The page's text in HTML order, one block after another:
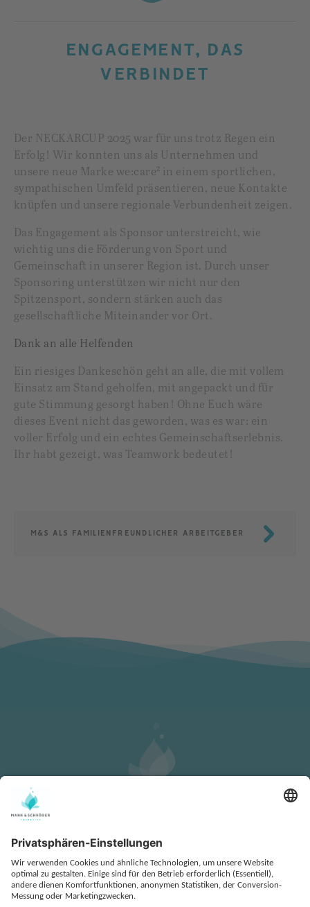
ENGAGEMENT, DAS
VERBINDET
Der NECKARCUP 2025 war für uns trotz Regen ein
Erfolg! Wir konnten uns als Unternehmen und
unsere neue Marke we:care² in einem sportlichen,
sympathischen Umfeld präsentieren, neue Kontakte
knüpfen und unsere regionale Verbundenheit zeigen.
Das Engagement als Sponsor unterstreicht, wie
wichtig uns die Förderung von Sport und
Gemeinschaft in unserer Region ist. Durch unser
Sponsoring unterstützen wir nicht nur den
Spitzensport, sondern stärken auch das
gesellschaftliche Miteinander vor Ort.
Dank an alle Helfenden
Ein riesiges Dankeschön geht an alle, die mit vollem
Einsatz am Stand geholfen, mit angepackt und für
gute Stimmung gesorgt haben! Ohne Euch wäre
dieses Event nicht das geworden, was es war: ein
voller Erfolg und ein echtes Gemeinschaftserlebnis.
Ihr habt gezeigt, was Teamwork bedeutet!
M&S ALS FAMILIENFREUNDLICHER ARBEITGEBER
KONTAKT
DATENSCHUTZ